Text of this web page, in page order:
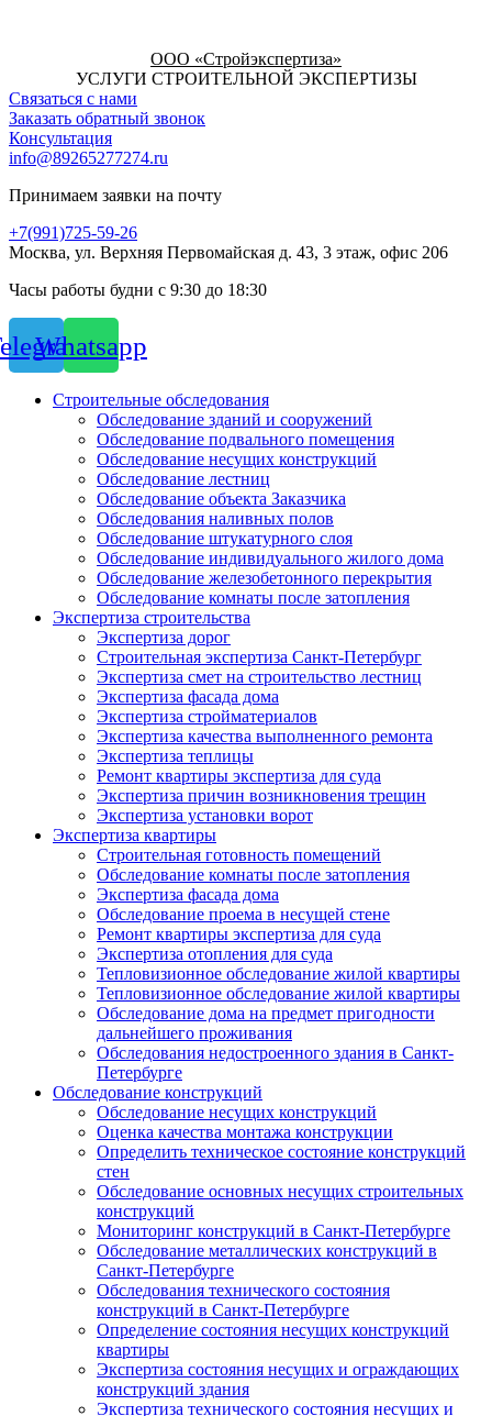
ООО «Стройэкспертиза»
УСЛУГИ СТРОИТЕЛЬНОЙ ЭКСПЕРТИЗЫ
Связаться с нами
Заказать обратный звонок
Консультация
info@89265277274.ru
Принимаем заявки на почту
+7(991)725-59-26
Москва, ул. Верхняя Первомайская д. 43, 3 этаж, офис 206
Часы работы будни с 9:30 до 18:30
Whatsapp
Строительные обследования
Обследование зданий и сооружений
Обследование подвального помещения
Обследование несущих конструкций
Обследование лестниц
Обследование объекта Заказчика
Обследования наливных полов
Обследование штукатурного слоя
Обследование индивидуального жилого дома
Обследование железобетонного перекрытия
Обследование комнаты после затопления
Экспертиза строительства
Экспертиза дорог
Строительная экспертиза Санкт-Петербург
Экспертиза смет на строительство лестниц
Экспертиза фасада дома
Экспертиза стройматериалов
Экспертиза качества выполненного ремонта
Экспертиза теплицы
Ремонт квартиры экспертиза для суда
Экспертиза причин возникновения трещин
Экспертиза установки ворот
Экспертиза квартиры
Строительная готовность помещений
Обследование комнаты после затопления
Экспертиза фасада дома
Обследование проема в несущей стене
Ремонт квартиры экспертиза для суда
Экспертиза отопления для суда
Тепловизионное обследование жилой квартиры
Тепловизионное обследование жилой квартиры
Обследование дома на предмет пригодности
дальнейшего проживания
Обследования недостроенного здания в Санкт-
Петербурге
Обследование конструкций
Обследование несущих конструкций
Оценка качества монтажа конструкции
Определить техническое состояние конструкций
стен
Обследование основных несущих строительных
конструкций
Мониторинг конструкций в Санкт-Петербурге
Обследование металлических конструкций в
Санкт-Петербурге
Обследования технического состояния
конструкций в Санкт-Петербурге
Определение состояния несущих конструкций
квартиры
Экспертиза состояния несущих и ограждающих
конструкций здания
Экспертиза технического состояния несущих и